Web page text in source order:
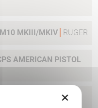
M10 MKIII/MKIV RUGER
45 AUTO 10CPS AMERICAN PISTOL
AMERICAN PISTOL
×